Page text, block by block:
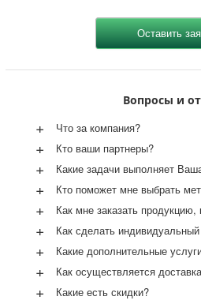
Вопросы и
+ Что за компания?
+ Кто ваши партнеры?
+ Какие задачи выполняет
+ Кто поможет мне выбрать
+ Как мне заказать продукцию,
+ Как сделать индивидуальный
+ Какие дополнительные
+ Как осуществляется
+ Какие есть скидки?